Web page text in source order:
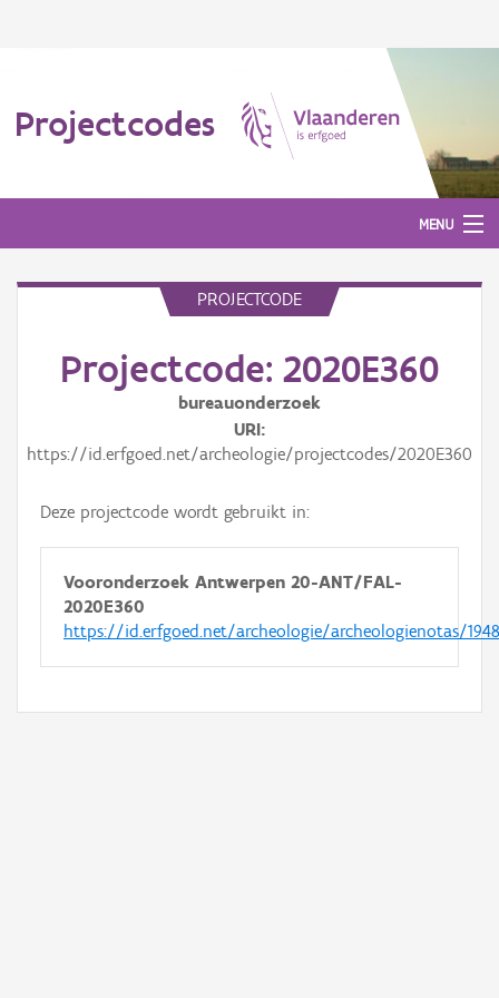
Projectcodes
MENU
PROJECTCODE
Projectcode: 2020E360
bureauonderzoek
URI
https://id.erfgoed.net/archeologie/projectcodes/2020E360
Deze projectcode wordt gebruikt in:
Vooronderzoek Antwerpen 20-ANT/FAL-
2020E360
https://id.erfgoed.net/archeologie/archeologienotas/